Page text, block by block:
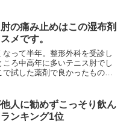
の痛み止めはこの湿布剤
メです。
なって半年。整形外科を受診し
ころ中高年に多いテニス肘でし
で試した薬剤で良かったもの悪
人に勧めずこっそり飲ん
ンキング1位